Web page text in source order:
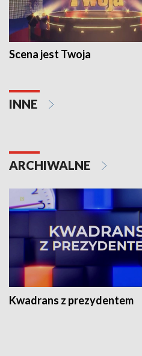
Scena jest Twoja
INNE
ARCHIWALNE
Kwadrans z prezydentem